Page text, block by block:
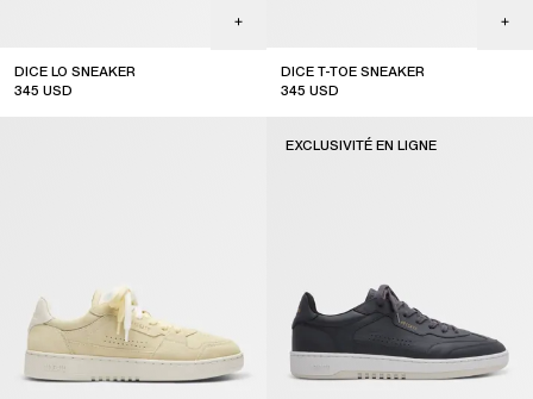
DICE LO SNEAKER
345 USD
DICE T-TOE SNEAKER
345 USD
EXCLUSIVITÉ EN LIGNE